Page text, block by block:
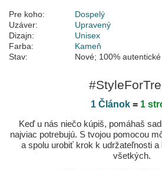
Pre koho:
Dospelý
Uzáver:
Upravený
Dizajn:
Unisex
Farba:
Kameň
Stav:
Nové; 100% autentické
1 Článok= 1
Keď u nás niečo kúpiš, pomáhaš
najviac potrebujú. S tvojou pomocou
a spolu urobiť krok k udržateľnosti a
všetkých.